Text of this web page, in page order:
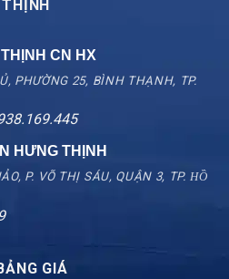
CN HX
PHƯỜNG 25, BÌNH THẠNH, TP.
HƯNG THỊNH
P. VÕ THỊ SÁU, QUẬN 3, TP.HỒ
GIÁ